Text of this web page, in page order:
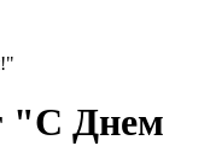
"С Днем